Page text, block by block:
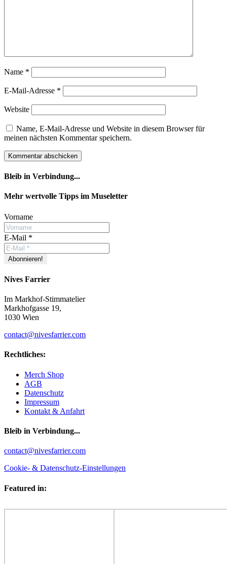
Name *
E-Mail-Adresse *
Website
Name, E-Mail-Adresse und Website in diesem Browser für
meinen nächsten Kommentar speichern.
Bleib in Verbindung...
Facebook
YouTube
Instagram
Mehr wertvolle Tipps im Museletter
Vorname
E-Mail *
Nives Farrier
Im Markhof-Stimmatelier
Markhofgasse 19,
1030 Wien
contact@nivesfarrier.com
Rechtliches:
Merch Shop
AGB
Datenschutz
Impressum
Kontakt & Anfahrt
Bleib in Verbindung...
Facebook
YouTube
Instagram
contact@nivesfarrier.com
Cookie- & Datenschutz-Einstellungen
Featured in: